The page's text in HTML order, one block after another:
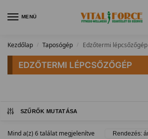
MENÜ
Kezdőlap / Taposógép / Edzőtermi lépcsőzőgép
EDZŐTERMI LÉPCSŐZŐGÉP
SZŰRŐK MUTATÁSA
Mind a(z) 6 találat megjelenítve